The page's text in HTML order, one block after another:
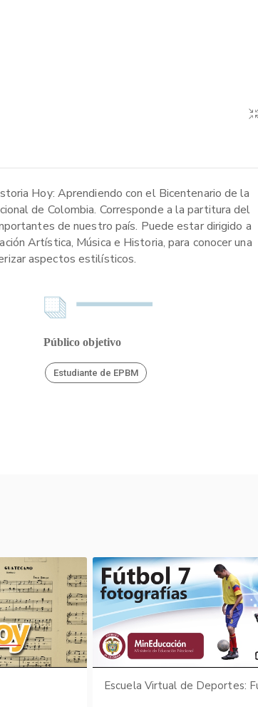
Hoy: Aprendiendo con el Bicentenario de la
de Colombia. Corresponde a la partitura del
de nuestro país. Puede estar dirigido a
Artística, Música e Historia, para conocer una
aspectos estilísticos.
Público objetivo
Estudiante de EPBM